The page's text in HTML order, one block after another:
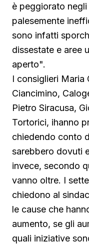
è peggiorato
palesemente
sono infatti
dissestate e aree
aperto".
I consiglieri Maria
Ciancimino,
Pietro Siracusa,
Tortorici, ihanno
chiedendo conto
sarebbero dovuti
invece, secondo
vanno oltre. I
chiedono al
le cause che
aumento, se gli
quali iniziative